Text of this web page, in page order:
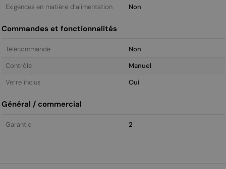
Exigences en matière d’alimentation Non
Commandes et fonctionnalités
Télécommande
Non
Contrôle
Manuel
Verre inclus
Oui
Général / commercial
Garantie 2